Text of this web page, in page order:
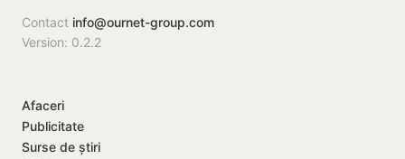
Contact info@ournet-group.com
Version: 0.2.2
Afaceri
Publicitate
Surse de știri